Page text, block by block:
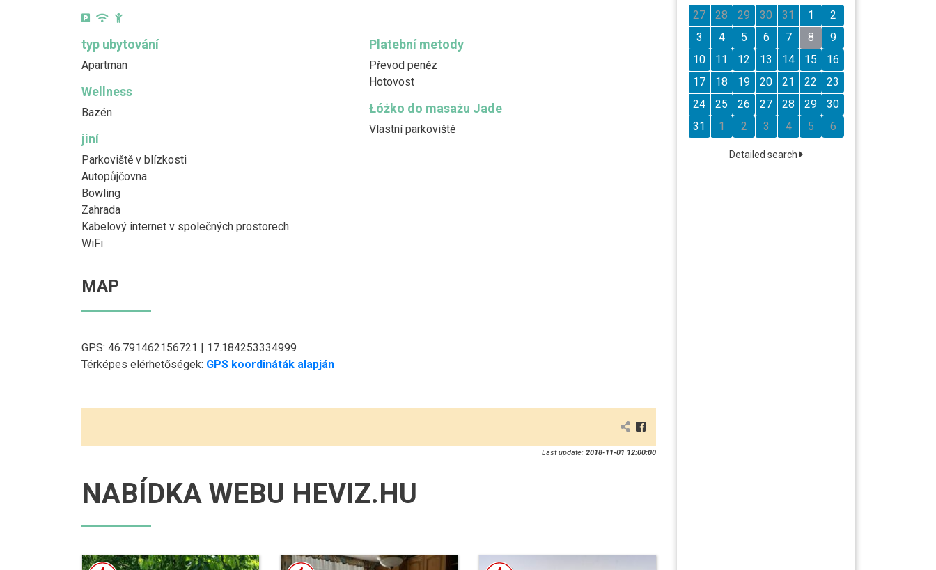
typ ubytování
Apartman
Platební metody
Převod peněz
Hotovost
Wellness
Bazén Łóżko do masażu Jade
Vlastní parkoviště
jiní
Parkoviště v blízkosti
Autopůjčovna
Bowling
Zahrada
Kabelový internet v společných prostorech
WiFi
MAP
GPS: 46.791462156721 | 17.184253334999
Térképes elérhetőségek: GPS koordináták alapján
Last update: 2018-11-01 12:00:00
NABÍDKA WEBU HEVIZ.HU
27
28 29 30 31 1
2
3
4 5 6 7 8
9
10
11 12 13 14 15
16
17
18 19 20 21 22
23
24
25 26 27 28 29
30
31
1 2 3 4 5 6
Detailed search